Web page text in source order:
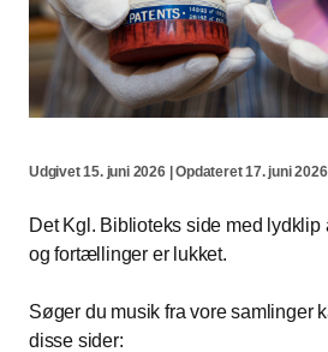
Udgivet 15. juni 2026 | Opdateret 17. juni 2026
Det Kgl. Biblioteks side med lydklip
og fortællinger er lukket.
Søger du musik fra vore samlinger
disse sider: